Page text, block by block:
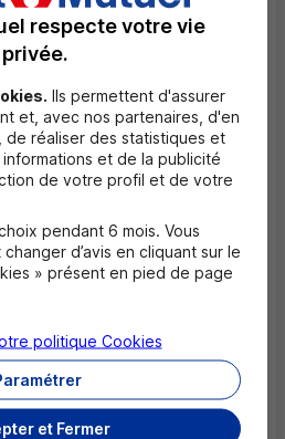
nécessaires à
pour un majeur ?
d'urgence ?
agence a des
dédiés uniquement
plus proches
respecte votre vie
privée.
Ils permettent d'assurer
et, avec nos partenaires, d'en
de réaliser des statistiques et
et de la publicité
de votre profil et de votre
pendant 6 mois. Vous
d’avis en cliquant sur le
» présent en pied de page
et Fermer
politique Cookies